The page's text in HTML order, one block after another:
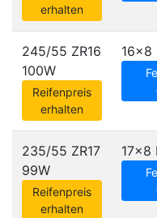
erhalten
245/55 ZR16
100W
Reifenpreis
erhalten
16x8
235/55 ZR17
99W
Reifenpreis
erhalten
17x8